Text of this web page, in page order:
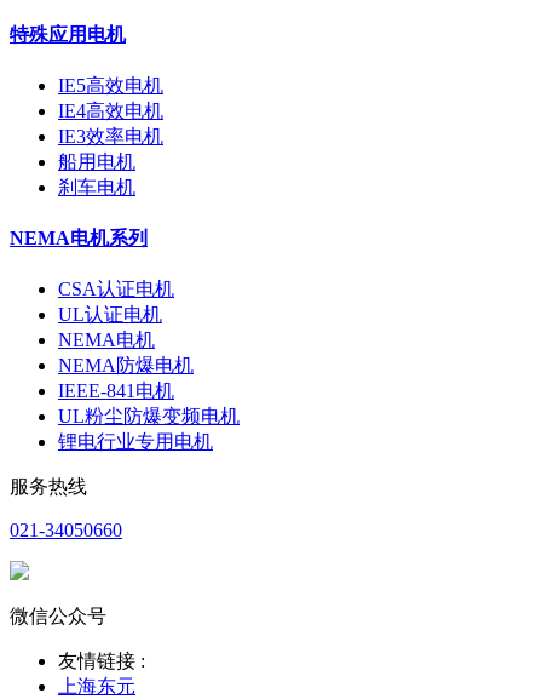
特殊应用电机
IE5高效电机
IE4高效电机
IE3效率电机
船用电机
刹车电机
NEMA电机系列
CSA认证电机
UL认证电机
NEMA电机
NEMA防爆电机
IEEE-841电机
UL粉尘防爆变频电机
锂电行业专用电机
服务热线
021-34050660
微信公众号
友情链接 :
上海东元